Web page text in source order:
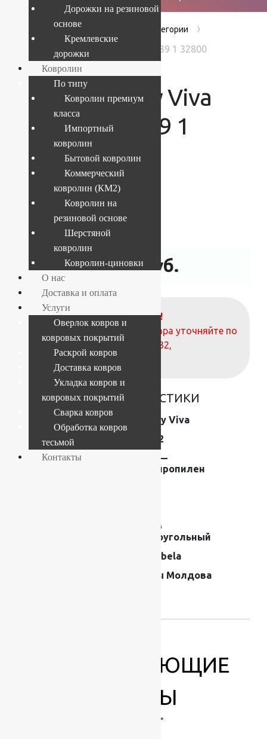
› Products Без категории ›
Ковер Shaggy Viva 2.4x3.2 м 1039 1 32800
Ковер Shaggy Viva
2.4×3.2 м 1039 1
32800
Текущий размер:2.4x3.2 м
4841227969178
14 898руб.
ВНИМАНИЕ!
О наличие и стоимости товара уточняйте по
телефонам:
+7 (812) 377-09-32,
+7 (967) 346-75-44
ОСНОВНЫЕ ХАРАКТЕРИСТИКИ
Коллекция
Shaggy Viva
Размер (м)
2.4×3.2
Состав
Frise —
полипропилен
Ковер
прямоугольный
Moldabela
Ковры Молдова
СОПУТСТВУЮЩИЕ
ТОВАРЫ
Дорожки на резиновой
основе
Кремлевские
дорожки
Ковролин
По типу
Ковролин премиум
класса
Импортный
ковролин
Бытовой ковролин
Коммерческий
ковролин (КМ2)
Ковролин на
резиновой основе
Шерстяной
ковролин
Ковролин-циновки
О нас
Доставка и оплата
Услуги
Оверлок ковров и
ковровых покрытий
Раскрой ковров
Доставка ковров
Укладка ковров и
ковровых покрытий
Сварка ковров
Обработка ковров
тесьмой
Контакты